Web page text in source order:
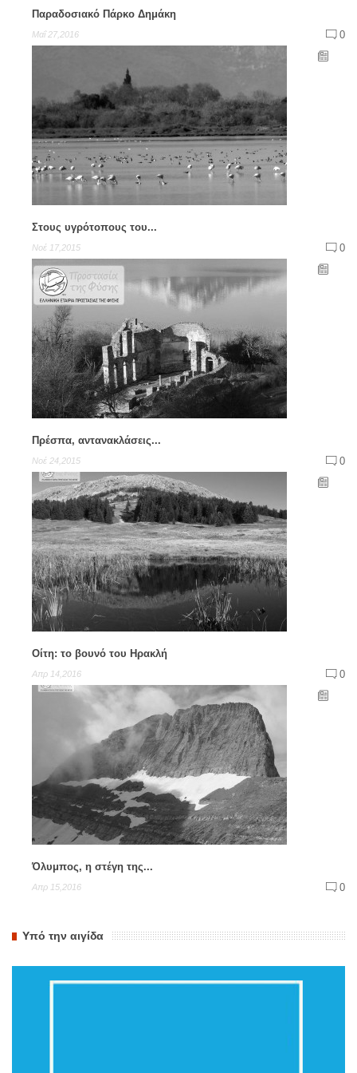
Περιπλάνηση στους δασικούς δρόμους του Εθνικού Δρυμού,
Με ορειβατικά σκι:
Η κατάβαση της χαράδρας της Βελίτσας είναι η πιο διάσημη
διαδρομή ορειβατικού σκι στην Ελλάδα (δύσκολη, απαιτείται
ειδική εμπειρία ορειβατικού σκι)
Με αυτοκίνητο:
Αγόριανη
Από το Λιβάδι προς τα χιονοδρομικά κέντρα και την Αμφίκλεια
Παραδοσιακό Πάρκο Δημάκη
Μαΐ 27,2016 0
Στους υγρότοπους του...
Νοέ 17,2015 0
Πρέσπα, αντανακλάσεις...
Νοέ 24,2015 0
Οίτη: το βουνό του Ηρακλή
Απρ 14,2016 0
Όλυμπος, η στέγη της...
Απρ 15,2016 0
Υπό την αιγίδα